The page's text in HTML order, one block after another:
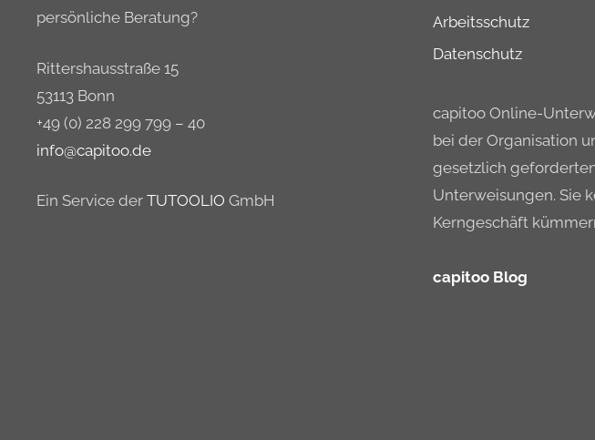
persönliche Beratung?
Rittershausstraße 15
53113 Bonn
+49 (0) 228 299 799 – 40
info@capitoo.de
Ein Service der TUTOOLIO GmbH
Arbeitsschutz
Datenschutz
capitoo Online-
bei der Organisation
gesetzlich
Unterweisungen. Sie
Kerngeschäft
capitoo Blog